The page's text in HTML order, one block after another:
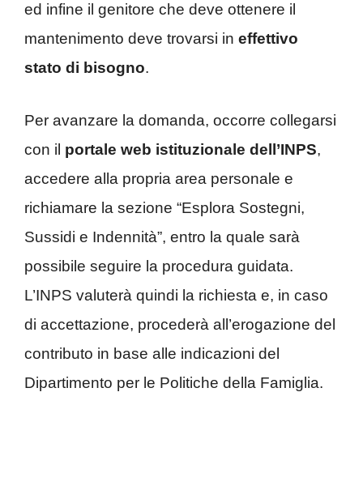
ed infine il genitore che deve ottenere il
mantenimento deve trovarsi in effettivo
stato di bisogno.
Per avanzare la domanda, occorre collegarsi
con il portale web istituzionale dell’INPS,
accedere alla propria area personale e
richiamare la sezione “Esplora Sostegni,
Sussidi e Indennità”, entro la quale sarà
possibile seguire la procedura guidata.
L’INPS valuterà quindi la richiesta e, in caso
di accettazione, procederà all’erogazione del
contributo in base alle indicazioni del
Dipartimento per le Politiche della Famiglia.